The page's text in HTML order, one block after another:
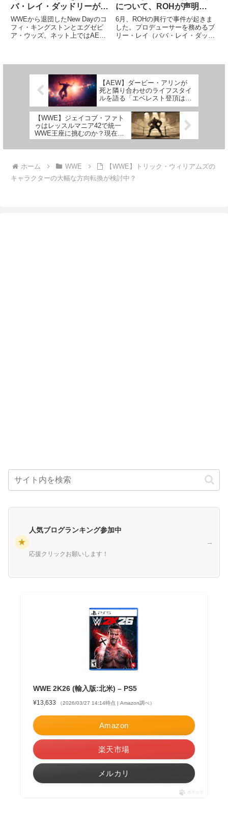
バ・レイ・ダッドリーが提
案
WWEから退団したNew Dayのコ
フィ・キングストンとエグゼビ
ア・ウッズ。ネット上ではAEW
多く、また他団体に眠るドリ...
について、ROHが声明を
発表
6月、ROHの興行で事件が起きま
した。プロデューサーを務めるブ
リー・レイ（ババ・レイ・ダッド
界王座でチャンピオンの岩...
【AEW】ダービー・アリンが
死と隣り合わせのライフスタイ
ルを語る「エベレスト登頂は、
政治力やゴマすりでは成し遂げ
られない」
【WWE】ジェイコブ・ファト
ゥはレッスルマニア42で統一
WWE王座に挑むのか？現在の
クリエイティブ・プランとは
ホーム WWE
【WWE】トリック・ウィリアムズの
キャラクターの大幅な方向転換が検討中？
★
人気ブログランキング参加中
応援クリックお願いします！
→
WWE 2K26 (輸入版:北米) – PS5
¥13,633 （2026/03/27 14:14時点 | Amazon調べ）
Amazon
楽天市場
メルカリ
ポチップ